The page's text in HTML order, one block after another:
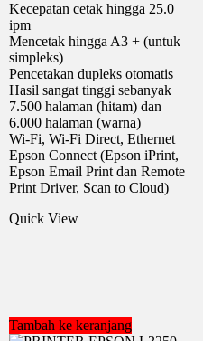
Kecepatan cetak hingga 25.0
ipm
Mencetak hingga A3 + (untuk
simpleks)
Pencetakan dupleks otomatis
Hasil sangat tinggi sebanyak
7.500 halaman (hitam) dan
6.000 halaman (warna)
Wi-Fi, Wi-Fi Direct, Ethernet
Epson Connect (Epson iPrint,
Epson Email Print dan Remote
Print Driver, Scan to Cloud)
Quick View
Tambah ke keranjang